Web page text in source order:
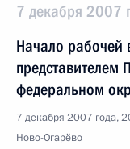
7 декабря 2007
Начало рабочей
представителем
федеральном
7 декабря 2007 года,
Ново-Огарёво